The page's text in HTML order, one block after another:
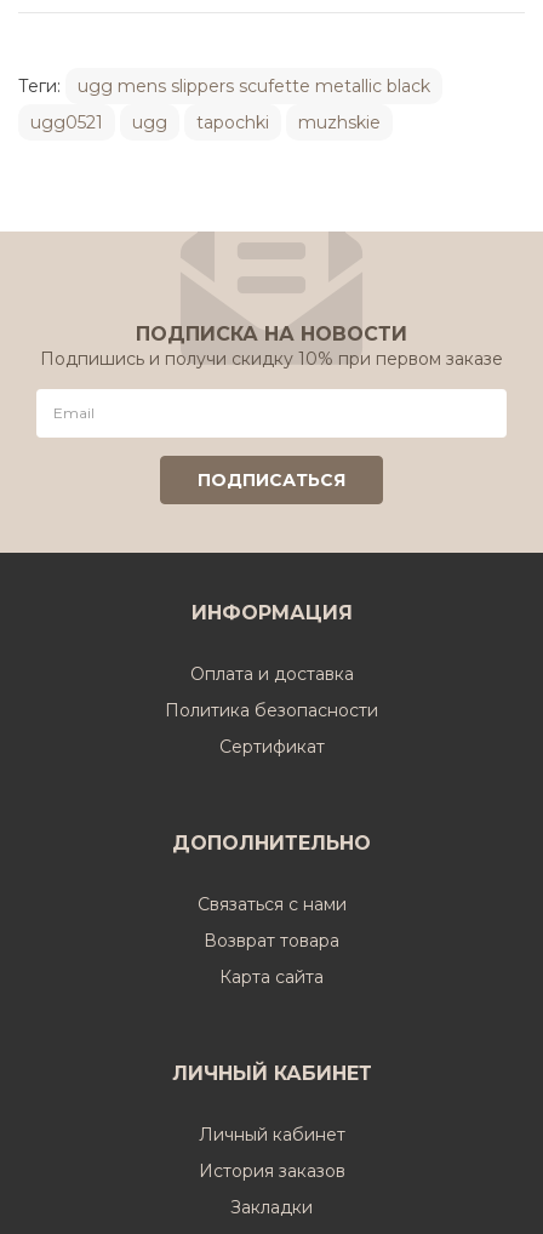
Теги:
ugg mens slippers scufette metallic black
ugg0521
ugg tapochki muzhskie
ПОДПИСКА НА НОВОСТИ
Подпишись и получи скидку 10% при первом заказе
ИНФОРМАЦИЯ
Оплата и доставка
Политика безопасности
Cертификат
ДОПОЛНИТЕЛЬНО
Связаться с нами
Возврат товара
Карта сайта
ЛИЧНЫЙ КАБИНЕТ
Личный кабинет
История заказов
Закладки